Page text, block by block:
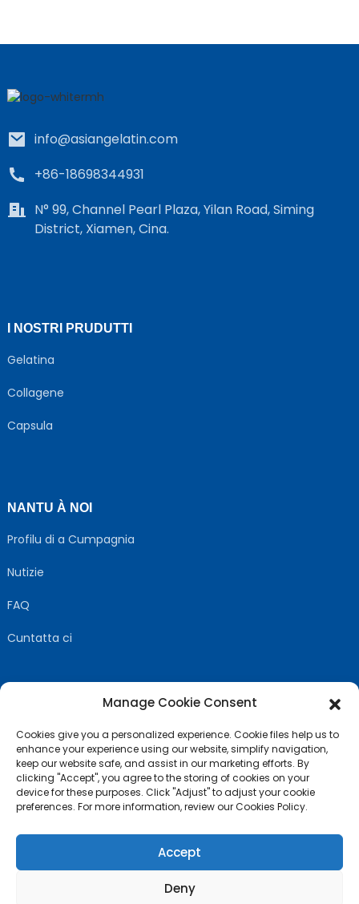
info@asiangelatin.com
+86-18698344931
N° 99, Channel Pearl Plaza, Yilan Road, Siming
District, Xiamen, Cina.
I NOSTRI PRUDUTTI
Gelatina
Collagene
Capsula
NANTU À NOI
Profilu di a Cumpagnia
Nutizie
FAQ
Cuntatta ci
Manage Cookie Consent
Cookies give you a personalized experience. Cookie files help us to
enhance your experience using our website, simplify navigation,
keep our website safe, and assist in our marketing efforts. By
clicking "Accept", you agree to the storing of cookies on your
device for these purposes. Click "Adjust" to adjust your cookie
preferences. For more information, review our Cookies Policy.
Accept
Deny